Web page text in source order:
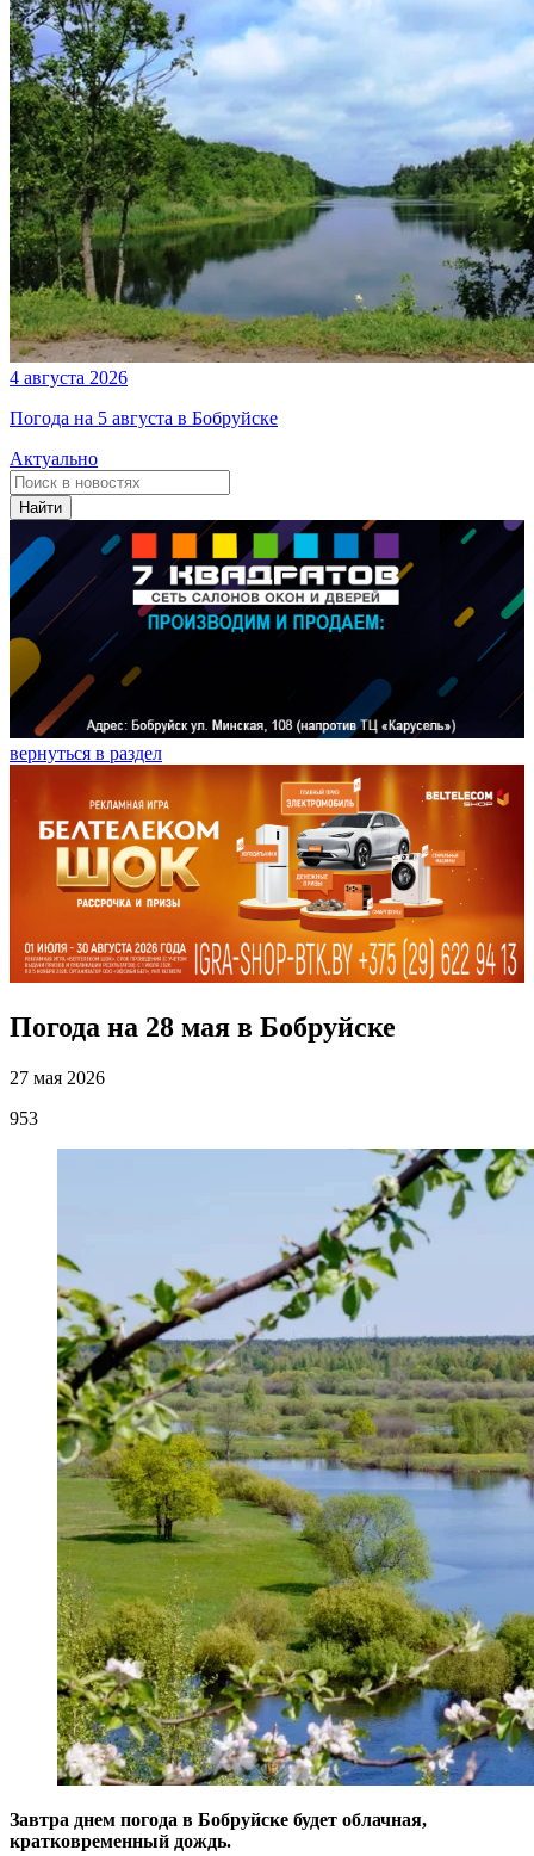
4 августа 2026
Погода на 5 августа в Бобруйске
Актуально
Найти
вернуться в раздел
Погода на 28 мая в Бобруйске
27 мая 2026
953
Завтра днем погода в Бобруйске будет облачная,
кратковременный дождь.